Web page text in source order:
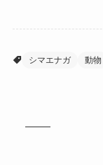
シマエナガ 動物